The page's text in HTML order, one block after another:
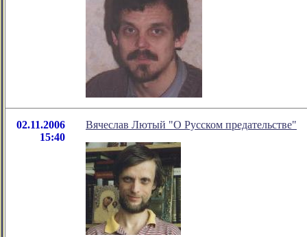
02.11.2006
15:40
Вячеслав Лютый "О Русском предательстве"